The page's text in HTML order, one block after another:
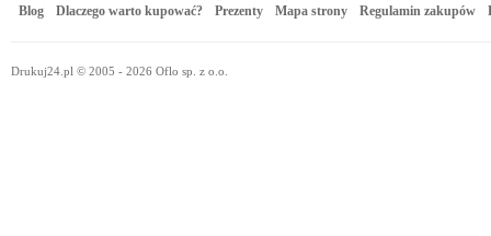
Blog Dlaczego warto kupować? Prezenty Mapa strony Regulamin zakupów
Drukuj24.pl © 2005 - 2026 Oflo sp. z o.o.